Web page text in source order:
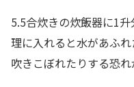
5.5合炊きの炊飯器に1
理に入れると水があふ
吹きこぼれたりする恐れ